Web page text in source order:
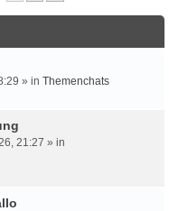
» in Themenchats
21:27 » in